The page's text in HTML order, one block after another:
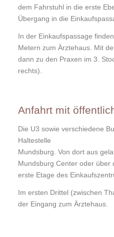
dem Fahrstuhl in die erste
Übergang in die
In der Einkaufspassage
Metern zum Ärztehaus. Mit
dann zu den Praxen im 3.
rechts).
Anfahrt mit
Die U3 sowie verschiedene
Haltestelle
Mundsburg. Von dort aus
Mundsburg Center oder über
erste Etage des
Im ersten Drittel (zwischen
der Eingang zum Ärztehaus.